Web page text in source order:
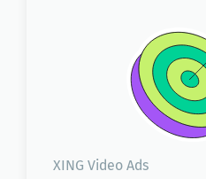
XING Video Ads